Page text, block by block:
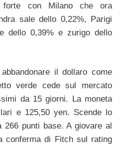
forte con Milano che ora
sale dello 0,22%, Parigi
dello 0,39% e zurigo dello
il dollaro come
verde cede sul mercato
da 15 giorni. La moneta
e 125,50 yen. Scende lo
punti base. A giovare al
conferma di Fitch sul rating